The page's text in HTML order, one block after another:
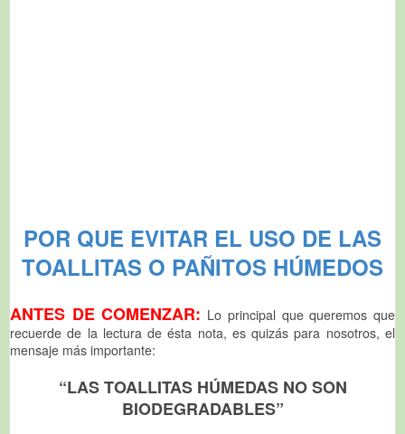
POR QUE EVITAR EL USO DE LAS
TOALLITAS O PAÑITOS HÚMEDOS
ANTES DE COMENZAR: Lo principal que queremos que
recuerde de la lectura de ésta nota, es quizás para nosotros, el
mensaje más importante:
“LAS TOALLITAS HÚMEDAS NO SON
BIODEGRADABLES”